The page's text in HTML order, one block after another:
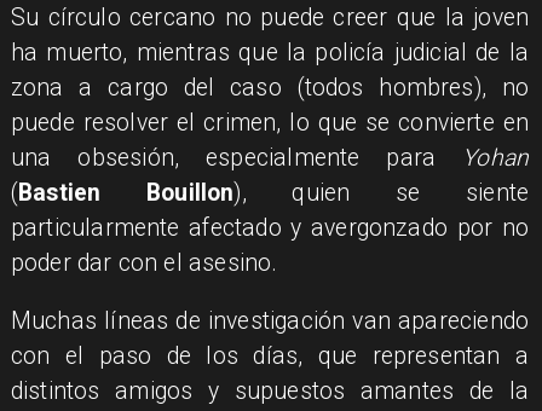
Su círculo cercano no puede creer que la joven
ha muerto, mientras que la policía judicial de la
zona a cargo del caso (todos hombres), no
puede resolver el crimen, lo que se convierte en
una obsesión, especialmente para
Yohan
(Bastien Bouillon), quien se siente
particularmente afectado y avergonzado por no
poder dar con el asesino.
Muchas líneas de investigación van apareciendo
con el paso de los días, que representan a
distintos amigos y supuestos amantes de la